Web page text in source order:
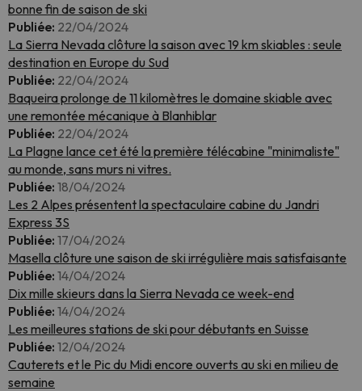
bonne fin de saison de ski
Publiée: 22/04/2024
La Sierra Nevada clôture la saison avec 19 km skiables : seule
destination en Europe du Sud
Publiée: 22/04/2024
Baqueira prolonge de 11 kilomètres le domaine skiable avec
une remontée mécanique à Blanhiblar
Publiée: 22/04/2024
La Plagne lance cet été la première télécabine "minimaliste"
au monde, sans murs ni vitres.
Publiée: 18/04/2024
Les 2 Alpes présentent la spectaculaire cabine du Jandri
Express 3S
Publiée: 17/04/2024
Masella clôture une saison de ski irrégulière mais satisfaisante
Publiée: 14/04/2024
Dix mille skieurs dans la Sierra Nevada ce week-end
Publiée: 14/04/2024
Les meilleures stations de ski pour débutants en Suisse
Publiée: 12/04/2024
Cauterets et le Pic du Midi encore ouverts au ski en milieu de
semaine